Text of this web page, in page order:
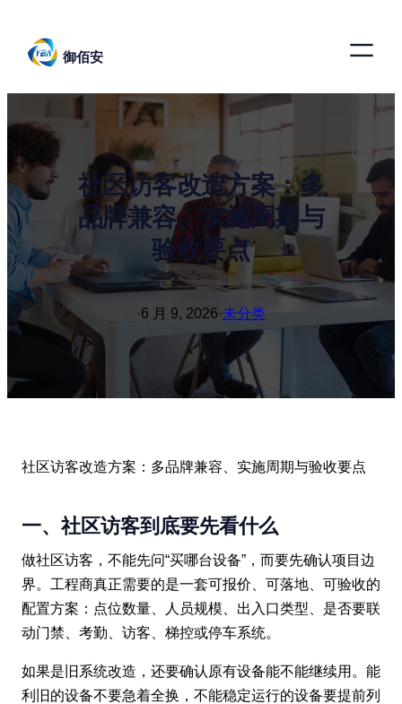
御佰安
社区访客改造方案：多
品牌兼容、实施周期与
验收要点
·6 月 9, 2026·未分类
社区访客改造方案：多品牌兼容、实施周期与验收要点
一、社区访客到底要先看什么
做社区访客，不能先问“买哪台设备”，而要先确认项目边
界。工程商真正需要的是一套可报价、可落地、可验收的
配置方案：点位数量、人员规模、出入口类型、是否要联
动门禁、考勤、访客、梯控或停车系统。
如果是旧系统改造，还要确认原有设备能不能继续用。能
利旧的设备不要急着全换，不能稳定运行的设备要提前列